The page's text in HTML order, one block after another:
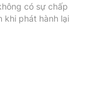
có sự chấp
khi phát hành lại